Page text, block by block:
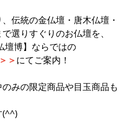
伝統の金仏壇・唐木仏壇・
選りすぐりのお仏壇を、
壇博】ならではの
＞にてご案内！
みの限定商品や目玉商品も
(^^)